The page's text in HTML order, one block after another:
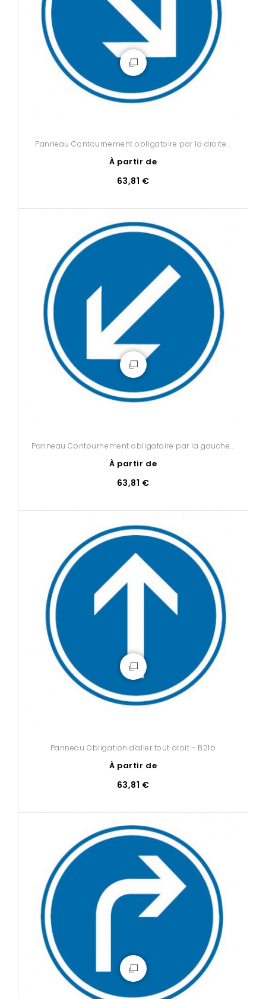
Panneau Contournement obligatoire par la droite...
À partir de
63,81 €
Panneau Contournement obligatoire par la gauche...
À partir de
63,81 €
Panneau Obligation d'aller tout droit - B21b
À partir de
63,81 €